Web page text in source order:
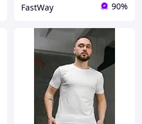
FastWay 90%